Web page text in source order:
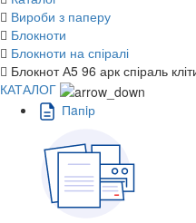
Вироби з паперу
Блокноти
Блокноти на спіралі
Блокнот А5 96 арк спіраль
КАТАЛОГ
Пaпiр